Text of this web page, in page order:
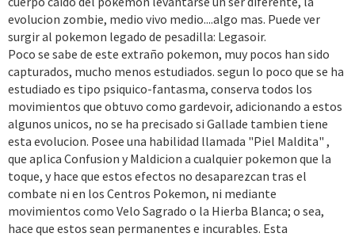
evolucion zombie, medio vivo medio....algo mas. Puede ver
surgir al pokemon legado de pesadilla: Legasoir.
Poco se sabe de este extraño pokemon, muy pocos han sido
capturados, mucho menos estudiados. segun lo poco que se ha
estudiado es tipo psiquico-fantasma, conserva todos los
movimientos que obtuvo como gardevoir, adicionando a estos
algunos unicos, no se ha precisado si Gallade tambien tiene
esta evolucion. Posee una habilidad llamada "Piel Maldita" ,
que aplica Confusion y Maldicion a cualquier pokemon que la
toque, y hace que estos efectos no desaparezcan tras el
combate ni en los Centros Pokemon, ni mediante
movimientos como Velo Sagrado o la Hierba Blanca; o sea,
hace que estos sean permanentes e incurables. Esta